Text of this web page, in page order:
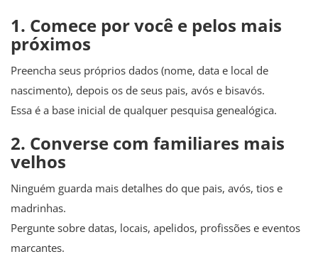
1. Comece por você e pelos mais
próximos
Preencha seus próprios dados (nome, data e local de
nascimento), depois os de seus pais, avós e bisavós.
Essa é a base inicial de qualquer pesquisa genealógica.
2. Converse com familiares mais
velhos
Ninguém guarda mais detalhes do que pais, avós, tios e
madrinhas.
Pergunte sobre datas, locais, apelidos, profissões e eventos
marcantes.